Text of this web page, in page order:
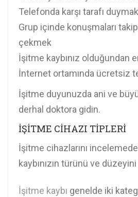
Telefonda karşı tarafı
Grup içinde konuşmaları
çekmek
İşitme kaybınız olduğundan
İnternet ortamında ücretsiz
İşitme duyunuzda ani ve
derhal doktora gidin.
İŞİTME CİHAZI TİPLERİ
İşitme cihazlarını
kaybınızın türünü ve
İşitme kaybı genelde iki